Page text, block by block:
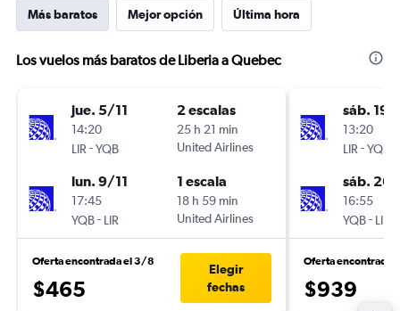
Más baratos Mejor opción Última hora
Los vuelos más baratos de Liberia a Quebec
jue. 5/11
14:20
LIR -YQB
2 escalas
25 h 21 min
United Airlines
lun. 9/11
17:45
YQB- LIR
1 escala
18 h 59 min
United Airlines
Oferta encontrada el 3/8
$465
Elegir
fechas
sáb. 19/
13:20
LIR -YQB
sáb.
16:55
YQB- LIR
Oferta encontrada
$939